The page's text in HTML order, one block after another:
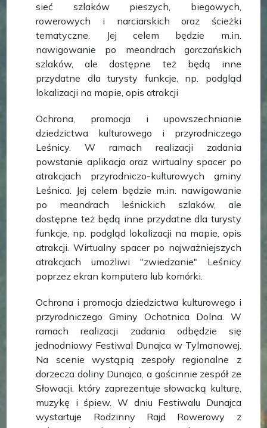
sieć szlaków pieszych, biegowych,
rowerowych i narciarskich oraz ścieżki
tematyczne. Jej celem będzie m.in.
nawigowanie po meandrach gorczańskich
szlaków, ale dostępne też będą inne
przydatne dla turysty funkcje, np. podgląd
lokalizacji na mapie, opis atrakcji
Ochrona, promocja i upowszechnianie
dziedzictwa kulturowego i przyrodniczego
Leśnicy. W ramach realizacji zadania
powstanie aplikacja oraz wirtualny spacer po
atrakcjach przyrodniczo-kulturowych gminy
Leśnica. Jej celem będzie m.in. nawigowanie
po meandrach leśnickich szlaków, ale
dostępne też będą inne przydatne dla turysty
funkcje, np. podgląd lokalizacji na mapie, opis
atrakcji. Wirtualny spacer po najważniejszych
atrakcjach umożliwi "zwiedzanie" Leśnicy
poprzez ekran komputera lub komórki.
Ochrona i promocja dziedzictwa kulturowego i
przyrodniczego Gminy Ochotnica Dolna. W
ramach realizacji zadania odbędzie się
jednodniowy Festiwal Dunajca w Tylmanowej.
Na scenie wystąpią zespoły regionalne z
dorzecza doliny Dunajca, a gościnnie zespół ze
Słowacji, który zaprezentuje słowacką kulturę,
muzykę i śpiew. W dniu Festiwalu Dunajca
wystartuje Rodzinny Rajd Rowerowy z